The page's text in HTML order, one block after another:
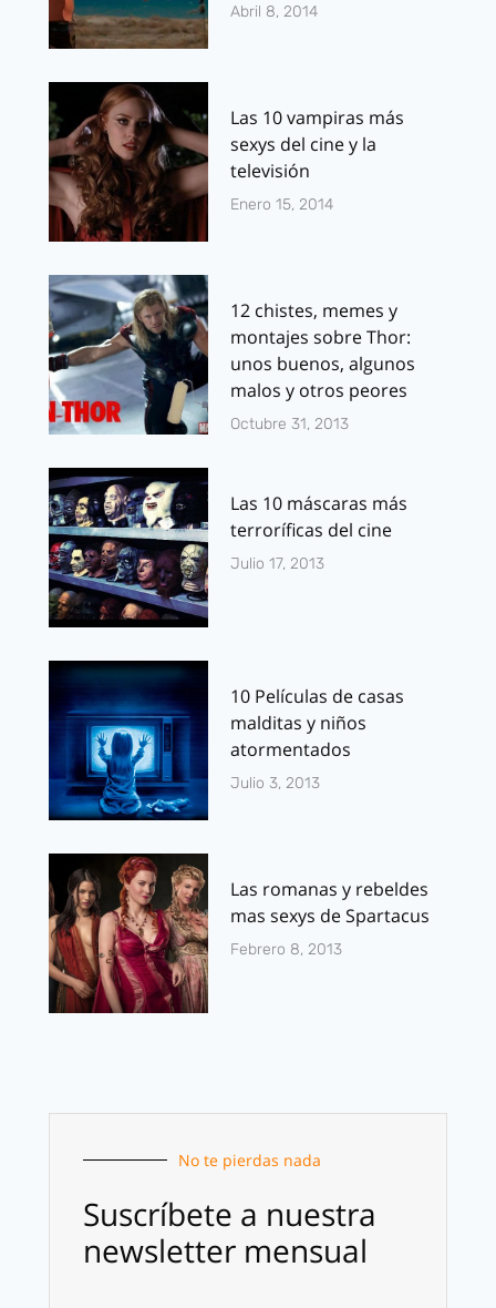
Abril 8, 2014
Las 10 vampiras más
sexys del cine y la
televisión
Enero 15, 2014
12 chistes, memes y
montajes sobre Thor:
unos buenos, algunos
malos y otros peores
Octubre 31, 2013
Las 10 máscaras más
terroríficas del cine
Julio 17, 2013
10 Películas de casas
malditas y niños
atormentados
Julio 3, 2013
Las romanas y rebeldes
mas sexys de Spartacus
Febrero 8, 2013
No te pierdas nada
Suscríbete a nuestra
newsletter mensual